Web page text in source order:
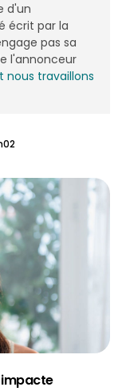
d'un
écrit par la
pas sa
l'annonceur
nous travaillons
impacte